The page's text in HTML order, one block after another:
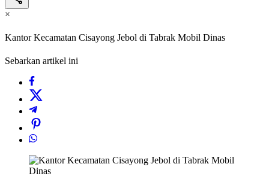
×
Kantor Kecamatan Cisayong Jebol di Tabrak Mobil Dinas
Sebarkan artikel ini